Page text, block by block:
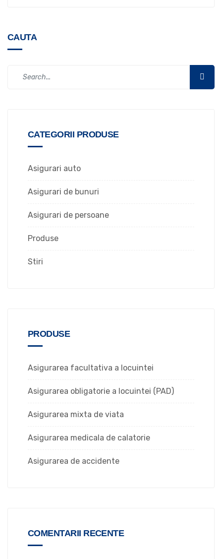
CAUTA
CATEGORII PRODUSE
Asigurari auto
Asigurari de bunuri
Asigurari de persoane
Produse
Stiri
PRODUSE
Asigurarea facultativa a locuintei
Asigurarea obligatorie a locuintei (PAD)
Asigurarea mixta de viata
Asigurarea medicala de calatorie
Asigurarea de accidente
COMENTARII RECENTE